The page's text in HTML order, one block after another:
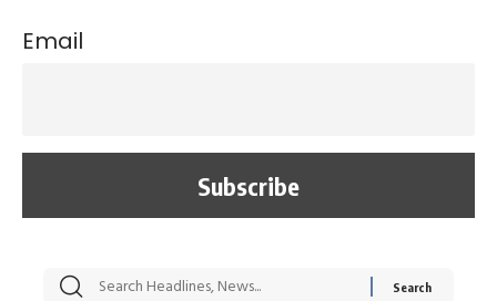
Email
सट्टेबाजी में अरेस्ट हुए
रोज एक कच्चे लहसुन